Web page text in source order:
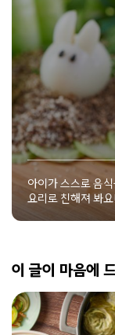
아이가 스스로 음
요리로 친해져 봐요!
이 글이 마음에